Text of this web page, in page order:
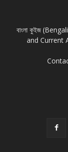
বাংলা কুইজ
and Current